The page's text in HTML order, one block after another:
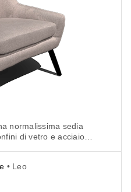
normalissima sedia
di vetro e acciaio
Leo.
• Leo